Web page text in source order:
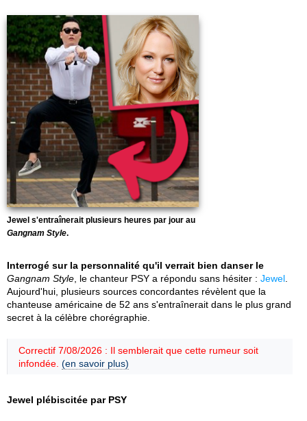
Jewel s'entraînerait plusieurs heures par jour au
Gangnam Style.
Interrogé sur la personnalité qu'il verrait bien danser le
Gangnam Style , le chanteur PSY a répondu sans hésiter : Jewel
Aujourd'hui, plusieurs sources concordantes révèlent que la
chanteuse américaine de 52 ans s'entraînerait dans le plus grand
secret à la célèbre chorégraphie.
Correctif 7/08/2026 : Il semblerait que cette rumeur soit
infondée. (en savoir plus)
Jewel plébiscitée par PSY